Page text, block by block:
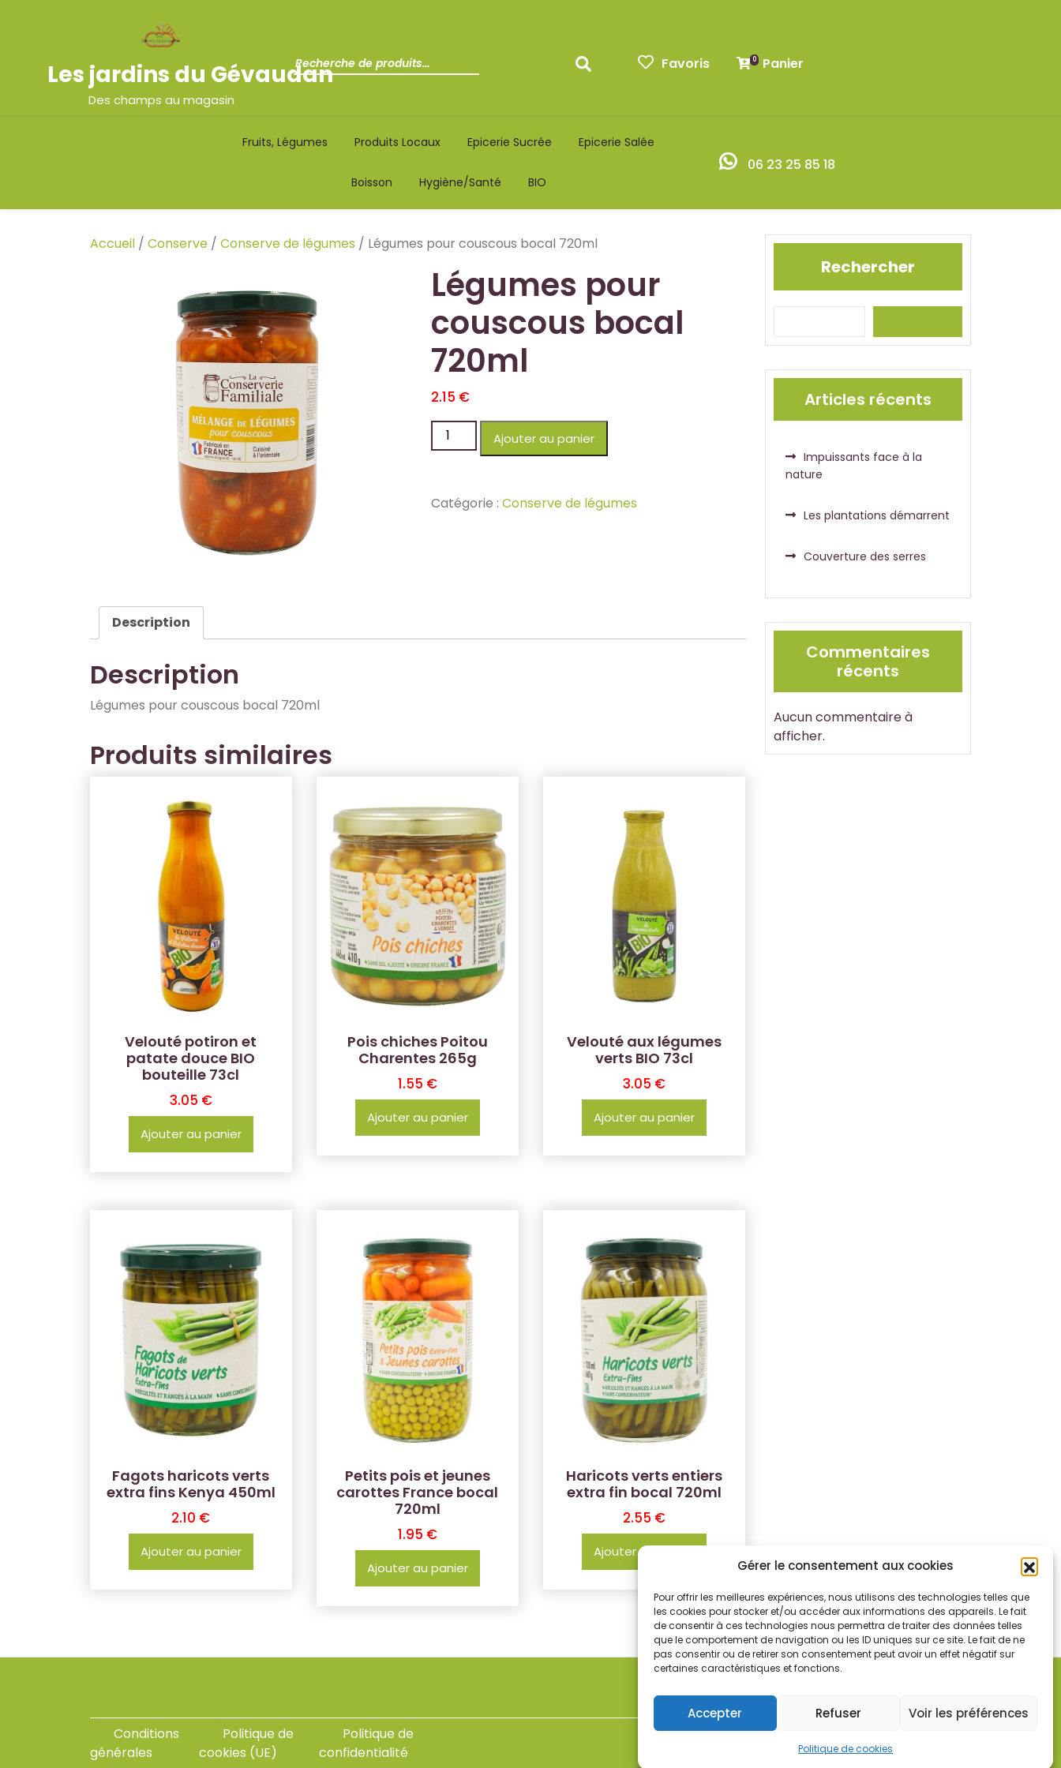
Gérer le consentement aux cookies
Pour offrir les meilleures expériences, nous utilisons des technologies telles que
les cookies pour stocker et/ou accéder aux informations des appareils. Le fait
de consentir à ces technologies nous permettra de traiter des données telles
que le comportement de navigation ou les ID uniques sur ce site. Le fait de ne
pas consentir ou de retirer son consentement peut avoir un effet négatif sur
certaines caractéristiques et fonctions.
Accepter Refuser Voir les préférences
Politique de cookies
Les jardins du Gévaudan
Des champs au magasin
Favoris 0 Panier
Fruits, Légumes Produits Locaux Epicerie Sucrée Epicerie Salée
Boisson Hygiène/santé BIO
06 23 25 85 18
Accueil / Conserve / Conserve de légumes / Légumes pour couscous bocal 720ml
Légumes pour
couscous bocal
720ml
2.15 €
Ajouter au panier
Catégorie :Conserve de légumes
Description
Description
Légumes pour couscous bocal 720ml
Produits similaires
Velouté potiron et
patate douce BIO
bouteille 73cl
3.05 €
Ajouter au panier
Pois chiches Poitou
Charentes 265g
1.55 €
Ajouter au panier
Velouté aux légumes
verts BIO 73cl
3.05 €
Ajouter au panier
Fagots haricots verts
extra fins Kenya 450ml
2.10 €
Ajouter au panier
Petits pois et jeunes
carottes France bocal
720ml
1.95 €
Ajouter au panier
Haricots verts entiers
extra fin bocal 720ml
2.55 €
Ajouter au panier
Rechercher
Articles récents
Impuissants face à la
nature
Les plantations démarrent
Couverture des serres
Commentaires
récents
Aucun commentaire à
afficher.
Conditions
générales
Politique de
cookies (UE)
Politique de
confidentialité